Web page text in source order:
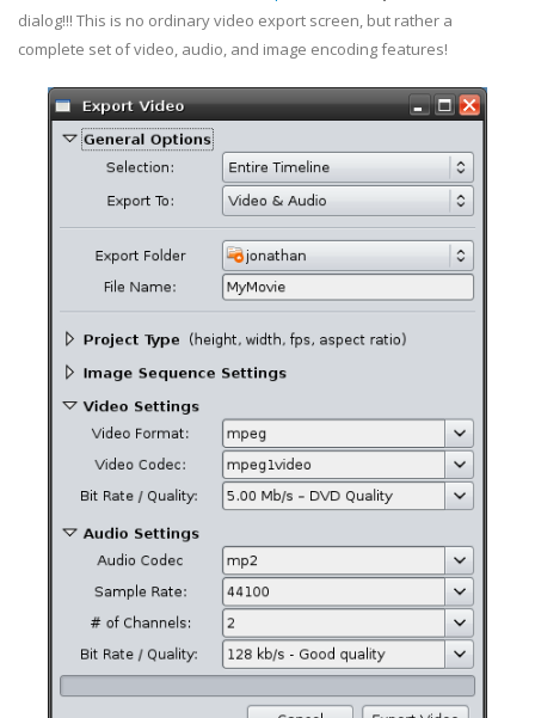
dialog!!! This is no ordinary video export screen, but rather a
complete set of video, audio, and image encoding features!